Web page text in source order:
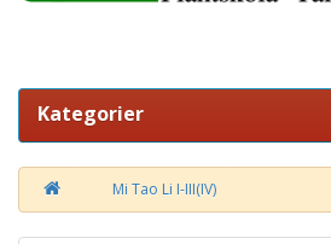
Kategorier
Mi Tao Li I-III(IV)